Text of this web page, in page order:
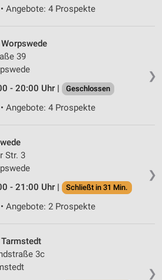
Angebote: 4 Prospekte
❯
39
- 20:00 Uhr |
Geschlossen
Angebote: 4 Prospekte
❯
Str. 3
- 21:00 Uhr |
Schließt in 31 Min.
Angebote: 2 Prospekte
❯
3c